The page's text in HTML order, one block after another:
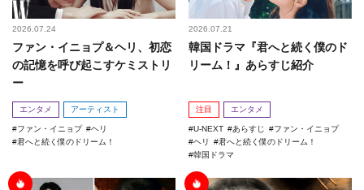
2026.07.24
ファン・イニョプ＆ヘリ、初恋
の記憶を呼び起こすケミストリ
ー
エンタメ アーティスト
ファン・イニョプ
ヘリ
君へと続く僕のドリーム！
2026.07.21
韓国ドラマ『君へと続く僕のド
リーム！』あらすじ紹介
注目 エンタメ
U-NEXT あらすじ
ファン・イニョプ
ヘリ
君へと続く僕のドリーム！
韓国ドラマ